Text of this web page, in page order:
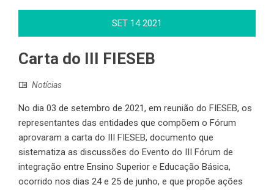
SET 14 2021
Carta do III FIESEB
Notícias
No dia 03 de setembro de 2021, em reunião do FIESEB, os
representantes das entidades que compõem o Fórum
aprovaram a carta do III FIESEB, documento que
sistematiza as discussões do Evento do III Fórum de
integração entre Ensino Superior e Educação Básica,
ocorrido nos dias 24 e 25 de junho, e que propõe ações